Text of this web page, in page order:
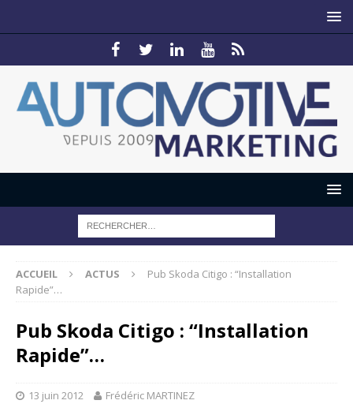
ACCUEIL ACTUS
Pub Skoda Citigo : “Installation
Rapide”…
Pub Skoda Citigo : “Installation
Rapide”…
13 juin 2012 Frédéric MARTINEZ